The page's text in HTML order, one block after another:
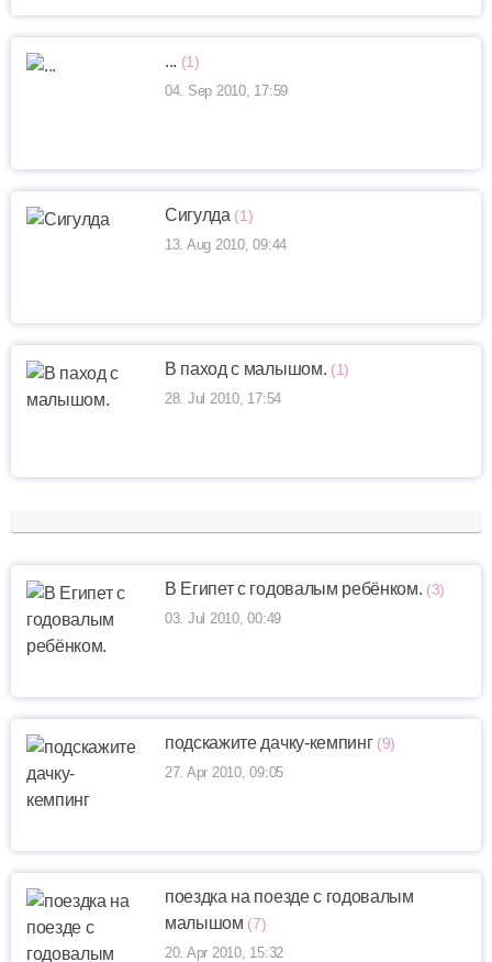
... (1)
04. Sep 2010, 17:59
Сигулда (1)
13. Aug 2010, 09:44
В паход с малышом. (1)
28. Jul 2010, 17:54
В Египет с годовалым ребёнком. (3)
03. Jul 2010, 00:49
подскажите дачку-кемпинг (9)
27. Apr 2010, 09:05
поездка на поезде с годовалым
малышом (7)
20. Apr 2010, 15:32